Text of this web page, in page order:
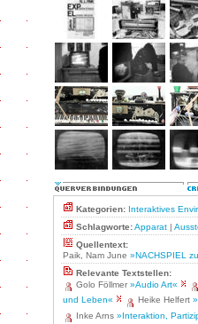
Kategorien: Interaktives
Schlagworte:Apparat |
Quellentext:
Paik, Nam June »NACHSPIEL
Relevante Textstellen:
Golo Föllmer »Audio Art«
und Leben«
Heike Helfert
Inke Arns »Interaktion,